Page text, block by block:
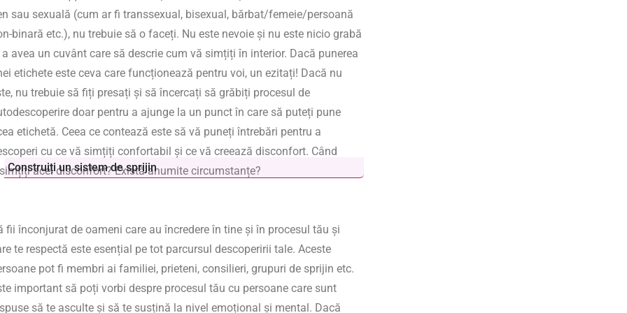
sau sexuală (cum ar fi transsexual, bisexual, bărbat/femeie/persoană
binară etc.), nu trebuie să o faceți. Nu este nevoie și nu este nicio grabă
avea un cuvânt care să descrie cum vă simțiți în interior. Dacă punerea
etichete este ceva care funcționează pentru voi, un ezitați! Dacă nu
nu trebuie să fiți presați și să încercați să grăbiți procesul de
doar pentru a ajunge la un punct în care să puteți pune
etichetă. Ceea ce contează este să vă puneți întrebări pentru a
cu ce vă simțiți confortabil și ce vă creează disconfort. Când
acel disconfort? Există anumite circumstanțe?
Construiți un sistem de sprijin
fii înconjurat de oameni care au încredere în tine și în procesul tău și
te respectă este esențial pe tot parcursul descoperirii tale. Aceste
pot fi membri ai familiei, prieteni, consilieri, grupuri de sprijin etc.
important să poți vorbi despre procesul tău cu persoane care sunt
să te asculte și să te susțină la nivel emoțional și mental. Dacă